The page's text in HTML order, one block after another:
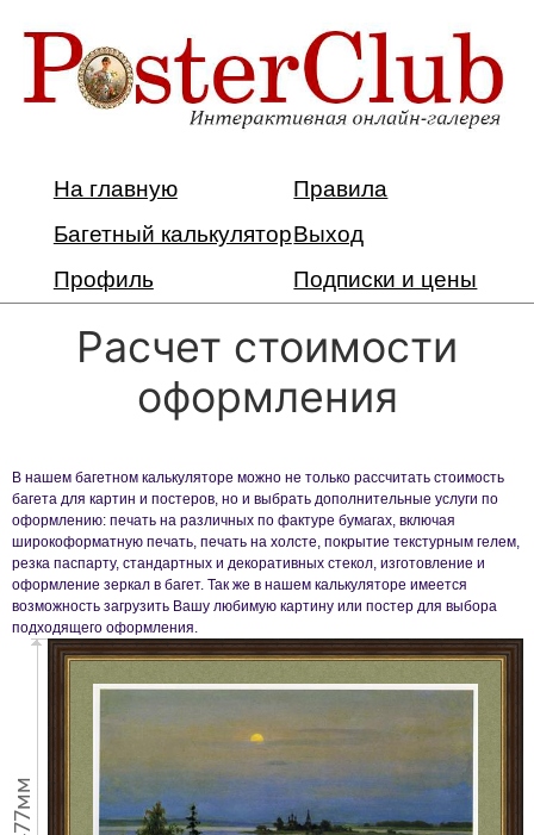
На главную
Правила
Багетный калькуляторВыход
Профиль
Подписки и цены
Расчет стоимости
оформления
В нашем багетном калькуляторе можно не только рассчитать стоимость
багета для картин и постеров, но и выбрать дополнительные услуги по
оформлению: печать на различных по фактуре бумагах, включая
широкоформатную печать, печать на холсте, покрытие текстурным гелем,
резка паспарту, стандартных и декоративных стекол, изготовление и
оформление зеркал в багет. Так же в нашем калькуляторе имеется
возможность загрузить Вашу любимую картину или постер для выбора
подходящего оформления.
477мм